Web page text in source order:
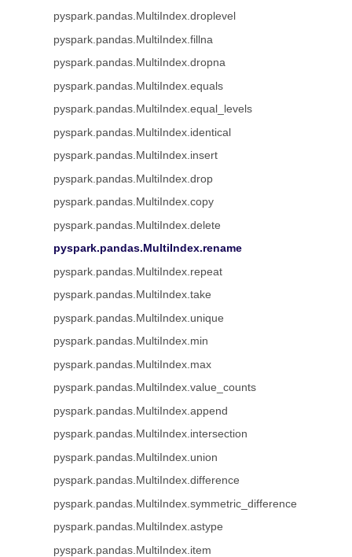
pyspark.pandas.MultiIndex.droplevel
pyspark.pandas.MultiIndex.fillna
pyspark.pandas.MultiIndex.dropna
pyspark.pandas.MultiIndex.equals
pyspark.pandas.MultiIndex.equal_levels
pyspark.pandas.MultiIndex.identical
pyspark.pandas.MultiIndex.insert
pyspark.pandas.MultiIndex.drop
pyspark.pandas.MultiIndex.copy
pyspark.pandas.MultiIndex.delete
pyspark.pandas.MultiIndex.rename
pyspark.pandas.MultiIndex.repeat
pyspark.pandas.MultiIndex.take
pyspark.pandas.MultiIndex.unique
pyspark.pandas.MultiIndex.min
pyspark.pandas.MultiIndex.max
pyspark.pandas.MultiIndex.value_counts
pyspark.pandas.MultiIndex.append
pyspark.pandas.MultiIndex.intersection
pyspark.pandas.MultiIndex.union
pyspark.pandas.MultiIndex.difference
pyspark.pandas.MultiIndex.symmetric_difference
pyspark.pandas.MultiIndex.astype
pyspark.pandas.MultiIndex.item